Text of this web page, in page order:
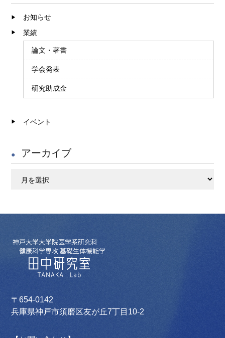
お知らせ
業績
論文・著書
学会発表
研究助成金
イベント
アーカイブ
〒654-0142
兵庫県神戸市須磨区友が丘7丁目10-2